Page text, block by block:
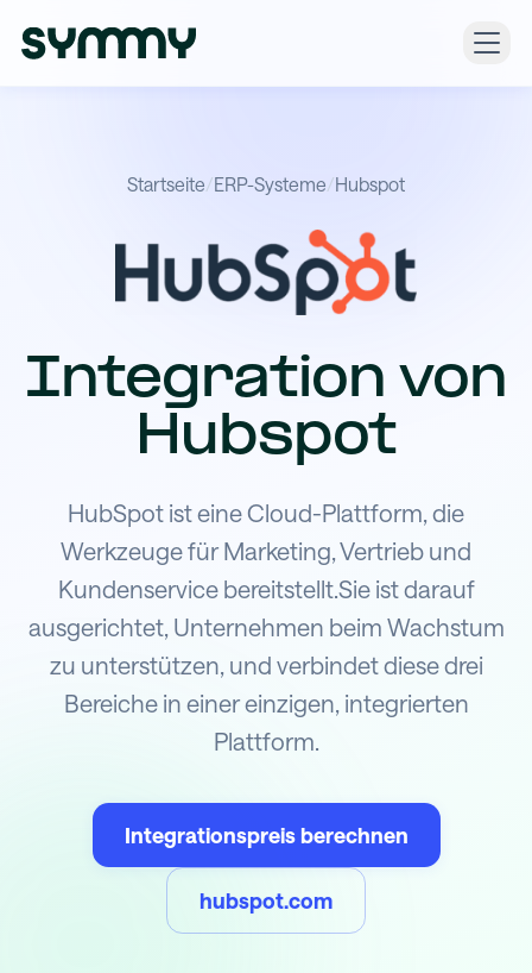
Startseite/ERP-Systeme/Hubspot
Integration von
Hubspot
HubSpot ist eine Cloud-Plattform, die
Werkzeuge für Marketing, Vertrieb und
Kundenservice bereitstellt.Sie ist darauf
ausgerichtet, Unternehmen beim Wachstum
zu unterstützen, und verbindet diese drei
Bereiche in einer einzigen, integrierten
Plattform.
Integrationspreis berechnen
hubspot.com